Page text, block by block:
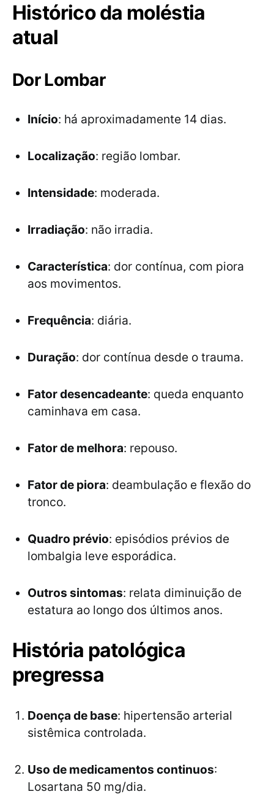
Histórico da moléstia
atual
Dor Lombar
Início: há aproximadamente 14 dias.
Localização: região lombar.
Intensidade: moderada.
Irradiação: não irradia.
Característica: dor contínua, com piora
aos movimentos.
Frequência: diária.
Duração: dor contínua desde o trauma.
Fator desencadeante: queda enquanto
caminhava em casa.
Fator de melhora: repouso.
Fator de piora: deambulação e flexão do
tronco.
Quadro prévio: episódios prévios de
lombalgia leve esporádica.
Outros sintomas: relata diminuição de
estatura ao longo dos últimos anos.
História patológica
pregressa
Doença de base: hipertensão arterial
sistêmica controlada.
Uso de medicamentos continuos:
Losartana 50 mg/dia.